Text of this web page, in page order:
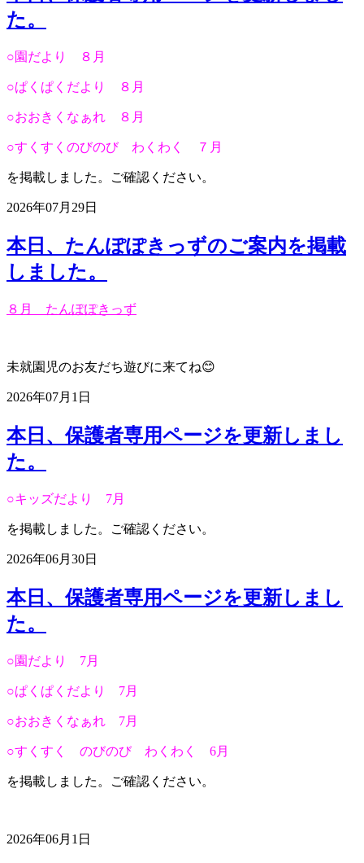
た。
○園だより ８月
○ぱくぱくだより ８月
○おおきくなぁれ ８月
○すくすくのびのび わくわく ７月
を掲載しました。ご確認ください。
2026年07月29日
本日、たんぽぽきっずのご案内を掲載
しました。
８月 たんぽぽきっず
未就園児のお友だち遊びに来てね😊
2026年07月1日
本日、保護者専用ページを更新しまし
た。
○キッズだより 7月
を掲載しました。ご確認ください。
2026年06月30日
本日、保護者専用ページを更新しまし
た。
○園だより 7月
○ぱくぱくだより 7月
○おおきくなぁれ 7月
○すくすく のびのび わくわく 6月
を掲載しました。ご確認ください。
2026年06月1日